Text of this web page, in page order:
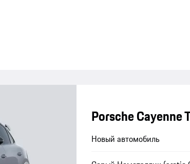
Porsche Cayenne
Новый автомобиль